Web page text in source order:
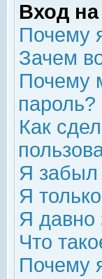
Вход
Почему
Зачем
Почему
пароль?
Как
Я забыл
Я
Я давно
Что
Почему